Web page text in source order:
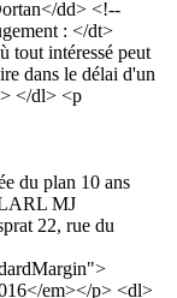
dd> <!--
: </dt>
tout intéressé peut
dans le délai d'un
</dl> <p
du plan 10 ans
MJ
22, rue du
em></p> <dl>